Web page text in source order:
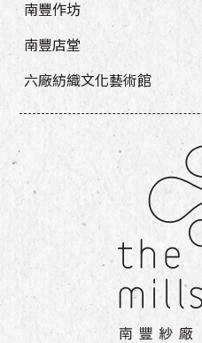
南豐作坊
南豐店堂
六廠紡織文化藝術館